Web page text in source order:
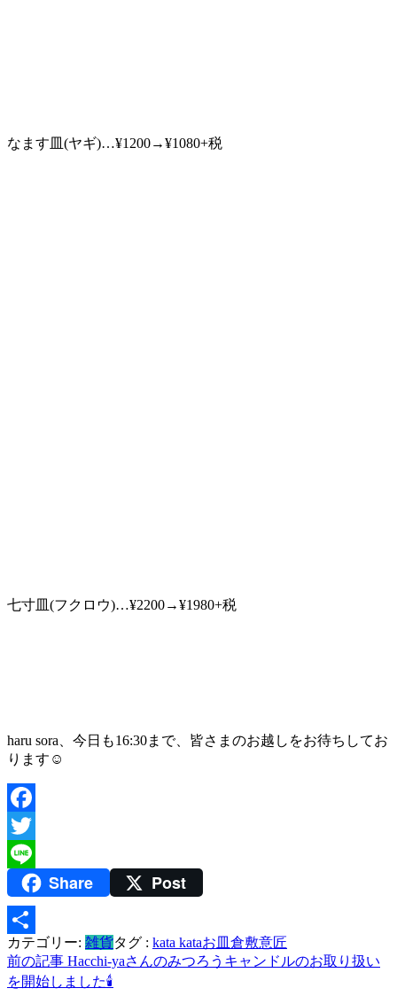
なます皿(ヤギ)…¥1200→¥1080+税
七寸皿(フクロウ)…¥2200→¥1980+税
haru sora、今日も16:30まで、皆さまのお越しをお待ちしてお
ります☺️
Facebook
Twitter
Line
Share Post
共
有
カテゴリー: 雑貨タグ : kata kataお皿 倉敷意匠
投
前の記事 Hacchi-yaさんのみつろうキャンドルのお取り扱い
を開始しました🕯